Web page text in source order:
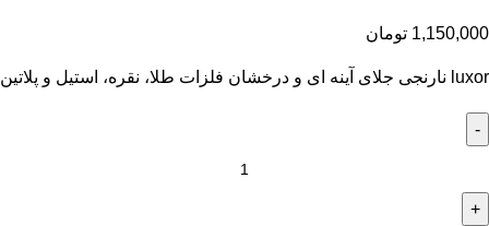
1,150,000 تومان
luxor نارنجی جلای آینه ای و درخشان فلزات طلا، نقره، استیل و پلاتین